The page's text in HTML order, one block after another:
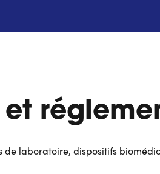
laboratoire, dispositifs